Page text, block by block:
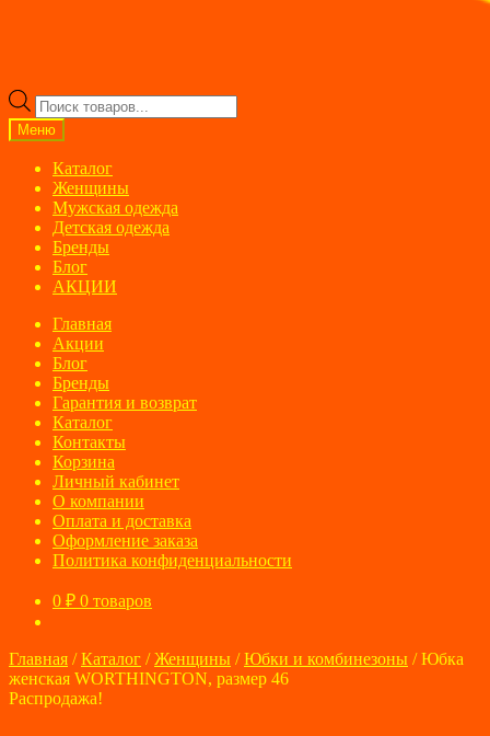
Поиск
товаров
Меню
Каталог
Женщины
Мужская одежда
Детская одежда
Бренды
Блог
АКЦИИ
Главная
Акции
Блог
Бренды
Гарантия и возврат
Каталог
Контакты
Корзина
Личный кабинет
О компании
Оплата и доставка
Оформление заказа
Политика конфиденциальности
0 ₽ 0 товаров
Главная /Каталог /Женщины /Юбки и комбинезоны /Юбка
женская WORTHINGTON, размер 46
Распродажа!